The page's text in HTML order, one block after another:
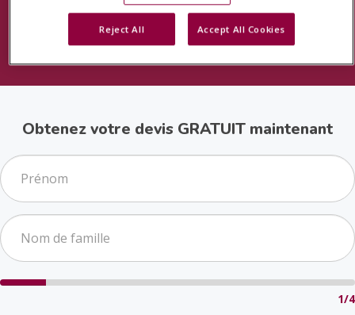
l'activité de votre monte-escalier et vous permettra, à
vous et à votre famille, d'avoir l'esprit tranquille.
Obtenez votre devis GRATUIT maintenant
1/4
Reject All Accept All Cookies